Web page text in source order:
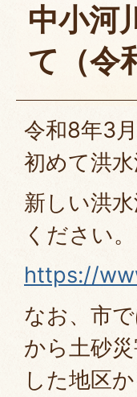
中小河
て（令
令和8年3
初めて洪
新しい洪
ください。
https://
なお、市
から土砂
した地区